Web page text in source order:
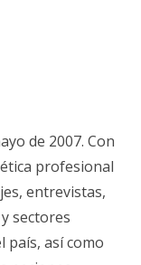
de 2007. Con
profesional
entrevistas,
sectores
país, así como